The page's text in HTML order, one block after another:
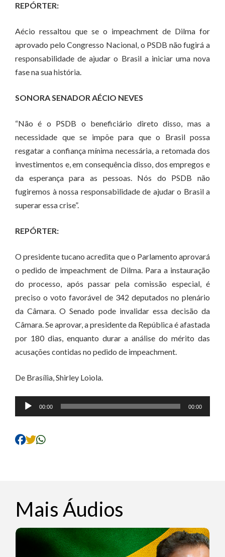
REPÓRTER:
Aécio ressaltou que se o impeachment de Dilma for
aprovado pelo Congresso Nacional, o PSDB não fugirá a
responsabilidade de ajudar o Brasil a iniciar uma nova
fase na sua história.
SONORA SENADOR AÉCIO NEVES
“Não é o PSDB o beneficiário direto disso, mas a
necessidade que se impõe para que o Brasil possa
resgatar a confiança mínima necessária, a retomada dos
investimentos e, em consequência disso, dos empregos e
da esperança para as pessoas. Nós do PSDB não
fugiremos à nossa responsabilidade de ajudar o Brasil a
superar essa crise”.
REPÓRTER:
O presidente tucano acredita que o Parlamento aprovará
o pedido de impeachment de Dilma. Para a instauração
do processo, após passar pela comissão especial, é
preciso o voto favorável de 342 deputados no plenário
da Câmara. O Senado pode invalidar essa decisão da
Câmara. Se aprovar, a presidente da República é afastada
por 180 dias, enquanto durar a análise do mérito das
acusações contidas no pedido de impeachment.
De Brasília, Shirley Loiola.
Tocador
de
00:00 00:00
Mais Áudios